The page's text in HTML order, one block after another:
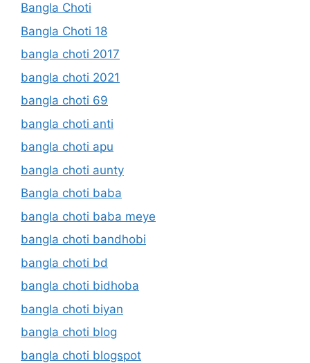
Bangla Choti
Bangla Choti 18
bangla choti 2017
bangla choti 2021
bangla choti 69
bangla choti anti
bangla choti apu
bangla choti aunty
Bangla choti baba
bangla choti baba meye
bangla choti bandhobi
bangla choti bd
bangla choti bidhoba
bangla choti biyan
bangla choti blog
bangla choti blogspot